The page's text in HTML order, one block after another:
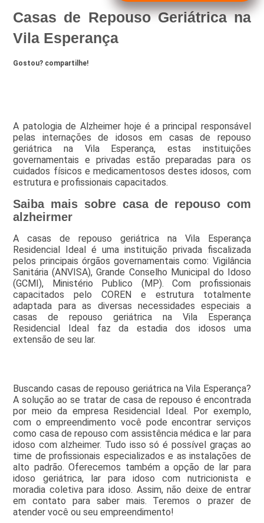
Casas de Repouso Geriátrica na
Vila Esperança
Gostou? compartilhe!
A patologia de Alzheimer hoje é a principal responsável
pelas internações de idosos em casas de repouso
geriátrica na Vila Esperança, estas instituições
governamentais e privadas estão preparadas para os
cuidados físicos e medicamentosos destes idosos, com
estrutura e profissionais capacitados.
Saiba mais sobre casa de repouso com
alzheirmer
A casas de repouso geriátrica na Vila Esperança
Residencial Ideal é uma instituição privada fiscalizada
pelos principais órgãos governamentais como: Vigilância
Sanitária (ANVISA), Grande Conselho Municipal do Idoso
(GCMI), Ministério Publico (MP). Com profissionais
capacitados pelo COREN e estrutura totalmente
adaptada para as diversas necessidades especiais a
casas de repouso geriátrica na Vila Esperança
Residencial Ideal faz da estadia dos idosos uma
extensão de seu lar.
Buscando casas de repouso geriátrica na Vila Esperança?
A solução ao se tratar de casa de repouso é encontrada
por meio da empresa Residencial Ideal. Por exemplo,
com o empreendimento você pode encontrar serviços
como casa de repouso com assistência médica e lar para
idoso com alzheimer. Tudo isso só é possível graças ao
time de profissionais especializados e as instalações de
alto padrão. Oferecemos também a opção de lar para
idoso geriátrica, lar para idoso com nutricionista e
moradia coletiva para idoso. Assim, não deixe de entrar
em contato para saber mais. Teremos o prazer de
atender você ou seu empreendimento!